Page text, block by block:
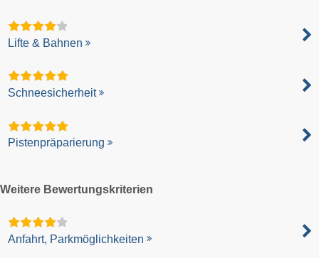
Lifte & Bahnen
Schneesicherheit
Pistenpräparierung
Weitere Bewertungskriterien
Anfahrt, Parkmöglichkeiten